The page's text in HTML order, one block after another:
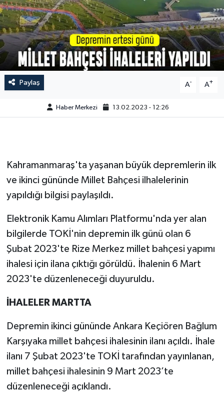
Paylaş A- A+
Haber Merkezi 13.02.2023 - 12:26
Kahramanmaraş'ta yaşanan büyük depremlerin ilk
ve ikinci gününde Millet Bahçesi ilhalelerinin
yapıldığı bilgisi paylaşıldı.
Elektronik Kamu Alımları Platformu'nda yer alan
bilgilerde TOKİ'nin depremin ilk günü olan 6
Şubat 2023'te Rize Merkez millet bahçesi yapımı
ihalesi için ilana çıktığı görüldü. İhalenin 6 Mart
2023'te düzenleneceği duyuruldu.
İHALELER MARTTA
Depremin ikinci gününde Ankara Keçiören Bağlum
Karşıyaka millet bahçesi ihalesinin ilanı açıldı. İhale
ilanı 7 Şubat 2023'te TOKİ tarafından yayınlanan,
millet bahçesi ihalesinin 9 Mart 2023’te
düzenleneceği açıklandı.